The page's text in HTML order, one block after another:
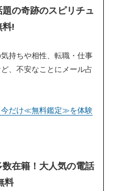
題の奇跡のスピリチュ
料!
持ちや相性、転職・仕事
、不安なことにメール占
今だけ≪無料鑑定≫を体験
在籍！大人気の電話
料